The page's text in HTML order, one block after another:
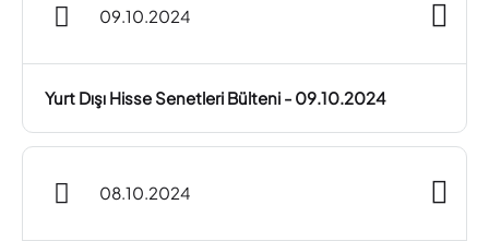
09.10.2024
Yurt Dışı Hisse Senetleri Bülteni - 09.10.2024
08.10.2024